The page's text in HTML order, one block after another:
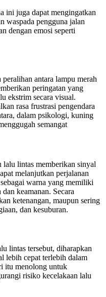
ini juga dapat mengingatkan
waspada pengguna jalan
dengan emosi seperti
antara lampu merah
peringatan yang
ekstrim secara visual.
rasa frustrasi pengendara
dalam psikologi, kuning
semangat
lalu lintas memberikan sinyal
melanjutkan perjalanan
warna yang memiliki
keamanan. Secara
ketenangan, maupun sering
dan kesuburan.
lintas tersebut, diharapkan
lebih cepat terlebih dalam
itu menolong untuk
risiko kecelakaan lalu